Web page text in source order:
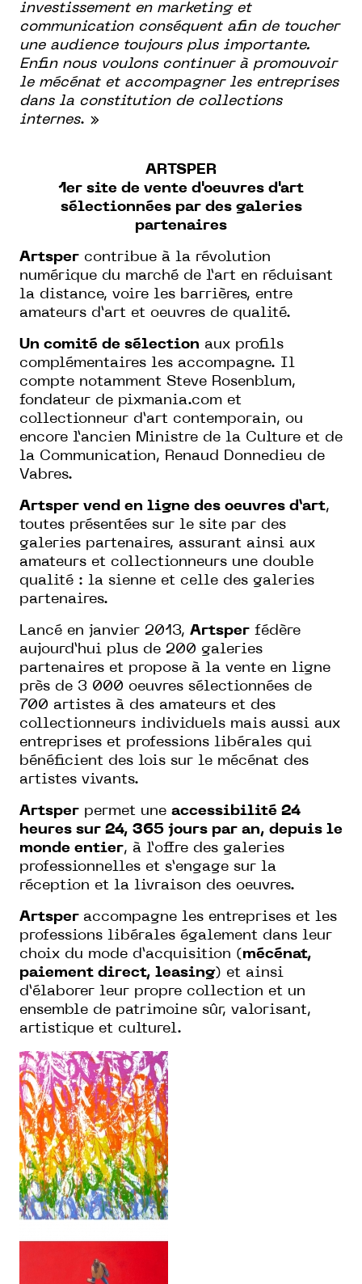
investissement en marketing et
communication conséquent afin de toucher
une audience toujours plus importante.
Enfin nous voulons continuer à promouvoir
le mécénat et accompagner les entreprises
dans la constitution de collections
internes. »
ARTSPER
1er site de vente d'oeuvres d'art
sélectionnées par des galeries
partenaires
Artsper contribue à la révolution
numérique du marché de l’art en réduisant
la distance, voire les barrières, entre
amateurs d’art et oeuvres de qualité.
Un comité de sélection aux profils
complémentaires les accompagne. Il
compte notamment Steve Rosenblum,
fondateur de pixmania.com et
collectionneur d’art contemporain, ou
encore l’ancien Ministre de la Culture et de
la Communication, Renaud Donnedieu de
Vabres.
Artsper vend en ligne des oeuvres d’art,
toutes présentées sur le site par des
galeries partenaires, assurant ainsi aux
amateurs et collectionneurs une double
qualité : la sienne et celle des galeries
partenaires.
Lancé en janvier 2013, Artsper fédère
aujourd’hui plus de 200 galeries
partenaires et propose à la vente en ligne
près de 3 000 oeuvres sélectionnées de
700 artistes à des amateurs et des
collectionneurs individuels mais aussi aux
entreprises et professions libérales qui
bénéficient des lois sur le mécénat des
artistes vivants.
Artsper permet une accessibilité 24
heures sur 24, 365 jours par an, depuis le
monde entier, à l’offre des galeries
professionnelles et s’engage sur la
réception et la livraison des oeuvres.
Artsper accompagne les entreprises et les
professions libérales également dans leur
choix du mode d’acquisition ( mécénat,
paiement direct, leasing) et ainsi
d’élaborer leur propre collection et un
ensemble de patrimoine sûr, valorisant,
artistique et culturel.